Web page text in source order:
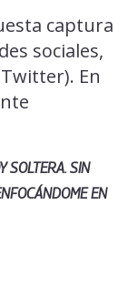
captura
sociales,
En
SOLTERA. SIN
EN